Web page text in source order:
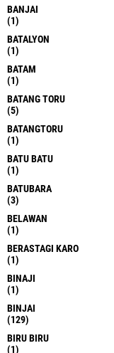
BANJAI
(1)
BATALYON
(1)
BATAM
(1)
BATANG TORU
(5)
BATANGTORU
(1)
BATU BATU
(1)
BATUBARA
(3)
BELAWAN
(1)
BERASTAGI KARO
(1)
BINAJI
(1)
BINJAI
(129)
BIRU BIRU
(1)